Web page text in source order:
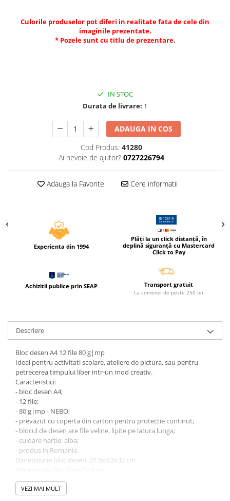
Sabloane
Markere speciale pentru desen
Ghiozdane si genti scolare
Penare
Carti si jocuri pentru copii
Coperti scolare
Diverse articole pentru scoala
Culorile produselor pot diferi in realitate fata de cele din
imaginile prezentate.
* Pozele sunt cu titlu de prezentare.
IN STOC
Durata de livrare: 1
ADAUGA IN COS
Cod Produs: 41280
Ai nevoie de ajutor? 0727226794
Adauga la Favorite Cere informatii
Experienta din 1994
Plăți la un click distanță, în
deplină siguranță cu Mastercard
Click to Pay
Achizitii publice prin SEAP Transport gratuit
La comenzi de peste 250 lei
Descriere
Bloc desen A4 12 file 80 g|mp
Ideal pentru activitati scolare, ateliere de pictura, sau pentru
petrecerea timpului liber intr-un mod creativ.
Caracteristici:
- bloc desen A4;
- 12 file;
- 80 g|mp - NEBO;
- prevazut cu coperta din carton pentru protectie continut;
- blocul de desen are file veline, lipite pe latura lunga;
- culoare hartie: alba;
- produs in Romania.
Dimensiune bloc desen: 21.5x0.2x32 cm
Greutate bloc desen: 0.09 kg
Nuanta, tonul si intensitatea culorii pot varia in functie de
VEZI MAI MULT